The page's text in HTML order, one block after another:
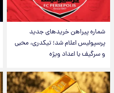
شماره پیراهن خریدهای جدید
پرسپولیس اعلام شد؛ تیکدری، محبی
و سرگیف با اعداد ویژه